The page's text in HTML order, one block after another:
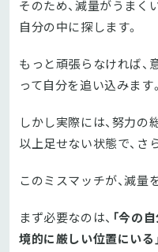
そのため、減量がうまく
自分の中に探します。
もっと頑張らなければ、
って自分を追い込みます。
しかし実際には、努力の
以上足せない状態で、さ
このミスマッチが、減量
まず必要なのは、 「今の
境的に厳しい位置にいる